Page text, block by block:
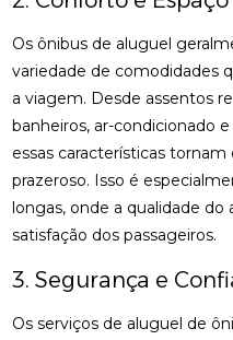
Os ônibus de aluguel
variedade de comodidades
a viagem. Desde assentos
banheiros, ar-condicionado
essas características
prazeroso. Isso é
longas, onde a qualidade
satisfação dos passageiros.
3. Segurança e
Os serviços de aluguel de